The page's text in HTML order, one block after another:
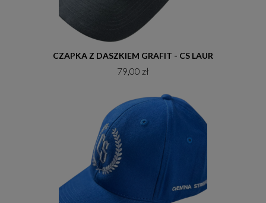
Do koszyka
CZAPKA Z DASZKIEM GRAFIT - CS LAUR
79,00 zł